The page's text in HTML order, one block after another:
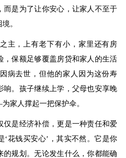
而是为了让你安心，让家人不至于
。
主，上有老下有小，家里还有房
，保额足够覆盖房贷和家人的生活
病去世，但他的家人因为这份寿
响。孩子继续上学，父母也安享晚
家人撑起一把保护伞。
仅是经济补偿，更是一种责任和爱
‘花钱买安心’，其实不然。它是你
的规划。无论发生什么，你都能确